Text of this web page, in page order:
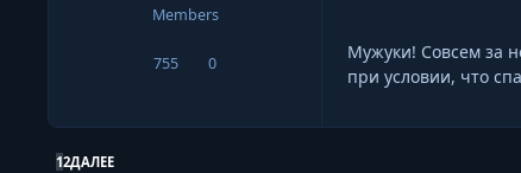
Members
755сообщения
0Репутация
Мужуки! Совсем за
при условии, что
12ДАЛЕЕПОСЛЕДНЯЯ СТРАНИЦА